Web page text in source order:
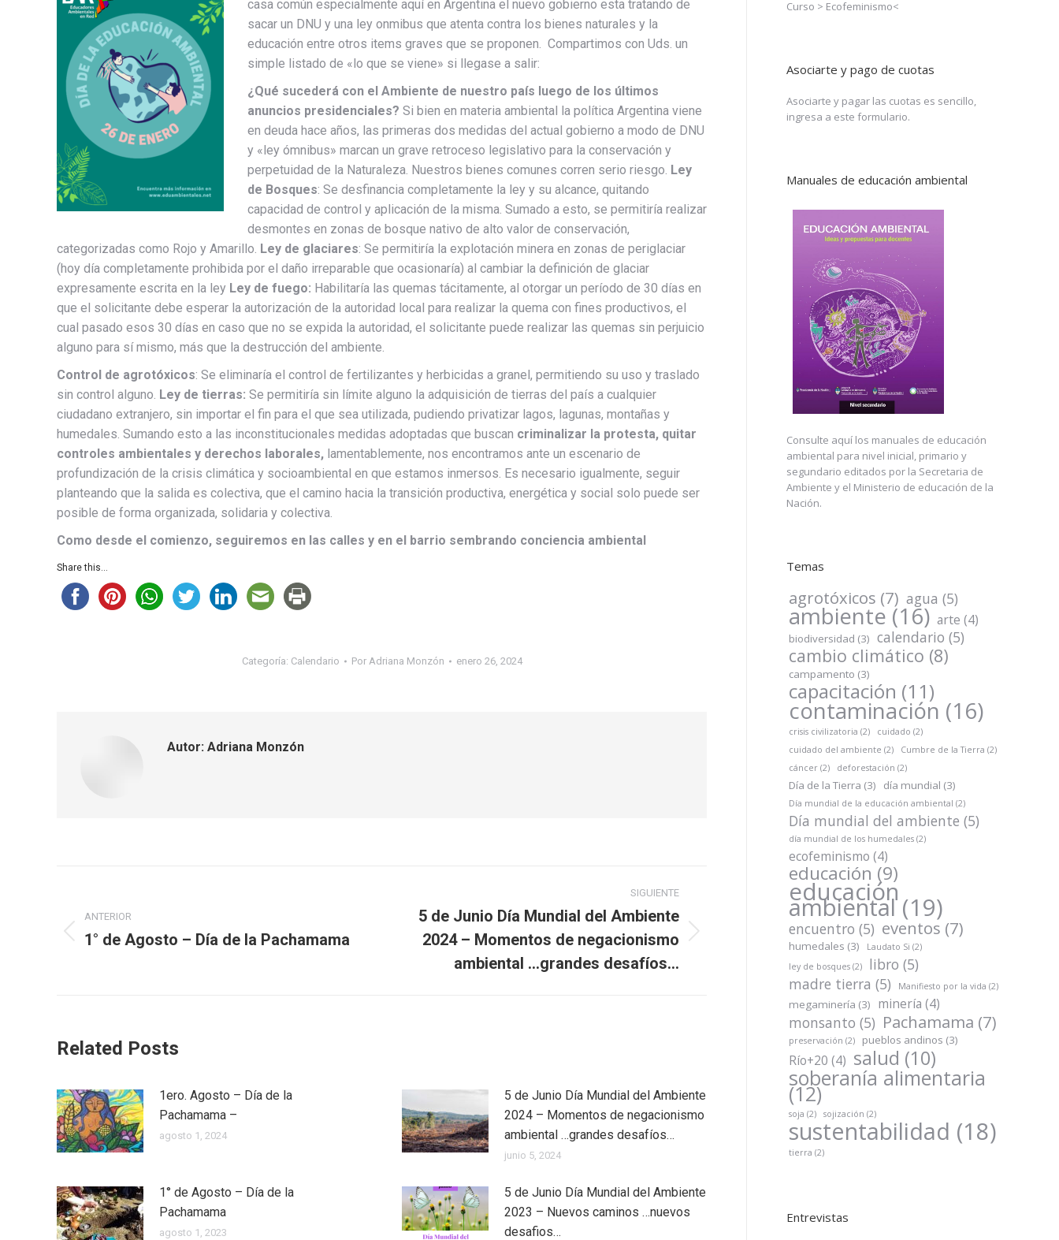
casa común especialmente aquí en Argentina el nuevo gobierno esta tratando de
sacar un DNU y una ley onmibus que atenta contra los bienes naturales y la
educación entre otros items graves que se proponen. Compartimos con Uds. un
simple listado de «lo que se viene» si llegase a salir:
¿Qué sucederá con el Ambiente de nuestro país luego de los últimos
anuncios presidenciales? Si bien en materia ambiental la política Argentina viene
en deuda hace años, las primeras dos medidas del actual gobierno a modo de DNU
y «ley ómnibus» marcan un grave retroceso legislativo para la conservación y
perpetuidad de la Naturaleza. Nuestros bienes comunes corren serio riesgo. Ley
de Bosques: Se desfinancia completamente la ley y su alcance, quitando
capacidad de control y aplicación de la misma. Sumado a esto, se permitiría realizar
desmontes en zonas de bosque nativo de alto valor de conservación,
categorizadas como Rojo y Amarillo. Ley de glaciares: Se permitiría la explotación minera en zonas de periglaciar
(hoy día completamente prohibida por el daño irreparable que ocasionaría) al cambiar la definición de glaciar
expresamente escrita en la ley Ley de fuego: Habilitaría las quemas tácitamente, al otorgar un período de 30 días en
que el solicitante debe esperar la autorización de la autoridad local para realizar la quema con fines productivos, el
cual pasado esos 30 días en caso que no se expida la autoridad, el solicitante puede realizar las quemas sin perjuicio
alguno para sí mismo, más que la destrucción del ambiente.
Control de agrotóxicos: Se eliminaría el control de fertilizantes y herbicidas a granel, permitiendo su uso y traslado
sin control alguno. Ley de tierras: Se permitiría sin límite alguno la adquisición de tierras del país a cualquier
ciudadano extranjero, sin importar el fin para el que sea utilizada, pudiendo privatizar lagos, lagunas, montañas y
humedales. Sumando esto a las inconstitucionales medidas adoptadas que buscan criminalizar la protesta, quitar
controles ambientales y derechos laborales, lamentablemente, nos encontramos ante un escenario de
profundización de la crisis climática y socioambiental en que estamos inmersos. Es necesario igualmente, seguir
planteando que la salida es colectiva, que el camino hacia la transición productiva, energética y social solo puede ser
posible de forma organizada, solidaria y colectiva.
Como desde el comienzo, seguiremos en las calles y en el barrio sembrando conciencia ambiental
Share this...
Categoría: Calendario Por Adriana Monzón enero 26, 2024
Autor: Adriana Monzón
entre
publicaciones
ANTERIOR
Publicación
1° de Agosto – Día de la Pachamama
SIGUIENTE
Publicación
siguiente:
5 de Junio Día Mundial del Ambiente
2024 – Momentos de negacionismo
ambiental …grandes desafíos…
Related Posts
1ero. Agosto – Día de la
Pachamama –
agosto 1, 2024
5 de Junio Día Mundial del Ambiente
2024 – Momentos de negacionismo
ambiental …grandes desafíos…
junio 5, 2024
1° de Agosto – Día de la
Pachamama
agosto 1, 2023
5 de Junio Día Mundial del Ambiente
2023 – Nuevos caminos …nuevos
desafios…
Curso > Ecofeminismo<
Asociarte y pago de cuotas
Asociarte y pagar las cuotas es sencillo,
ingresa a este formulario.
Manuales de educación ambiental
Consulte aquí los manuales de educación
ambiental para nivel inicial, primario y
segundario editados por la Secretaria de
Ambiente y el Ministerio de educación de la
Nación.
Temas
agrotóxicos (7) agua (5)
ambiente (16) arte (4)
biodiversidad (3) calendario (5)
cambio climático (8)
campamento (3)
capacitación (11)
contaminación (16)
crisis civilizatoria (2) cuidado (2)
cuidado del ambiente (2) Cumbre de la Tierra (2)
cáncer (2) deforestación (2)
Día de la Tierra (3) día mundial (3)
Día mundial de la educación ambiental (2)
Día mundial del ambiente (5)
día mundial de los humedales (2)
ecofeminismo (4)
educación (9)
educación
ambiental(19)
encuentro (5) eventos (7)
humedales (3) Laudato Si (2)
ley de bosques (2) libro (5)
madre tierra (5) Manifiesto por la vida (2)
megaminería (3) minería (4)
monsanto (5) Pachamama (7)
preservación (2) pueblos andinos (3)
Río+20 (4) salud (10)
soberanía alimentaria
(12)
soja (2) sojización (2)
sustentabilidad (18)
tierra (2)
Entrevistas